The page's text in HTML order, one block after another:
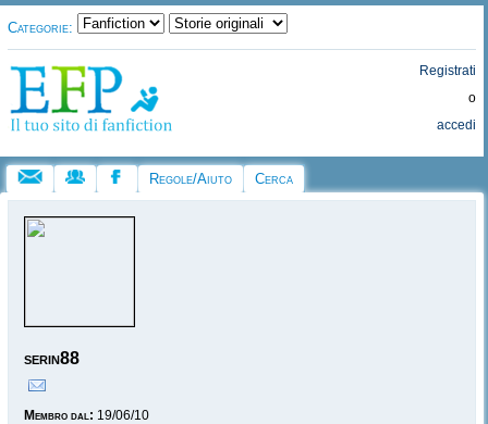
Categorie:
Registrati
o
accedi
Regole/Aiuto Cerca
serin88
Membro dal: 19/06/10